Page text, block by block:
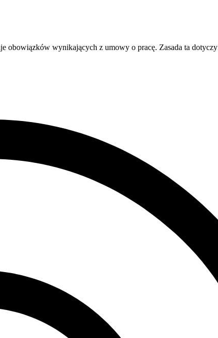
obowiązków wynikających z umowy o pracę. Zasada ta dotyczy